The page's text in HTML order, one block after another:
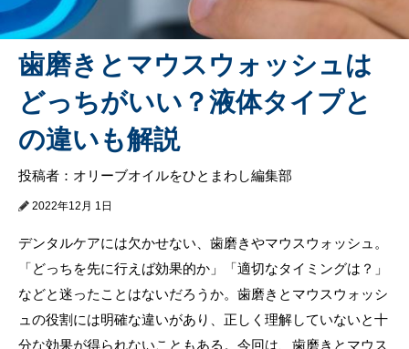
歯磨きとマウスウォッシュは
どっちがいい？液体タイプと
の違いも解説
投稿者：オリーブオイルをひとまわし編集部
2022年12月 1日
デンタルケアには欠かせない、歯磨きやマウスウォッシュ。
「どっちを先に行えば効果的か」「適切なタイミングは？」
などと迷ったことはないだろうか。歯磨きとマウスウォッシ
ュの役割には明確な違いがあり、正しく理解していないと十
分な効果が得られないこともある。今回は、歯磨きとマウス